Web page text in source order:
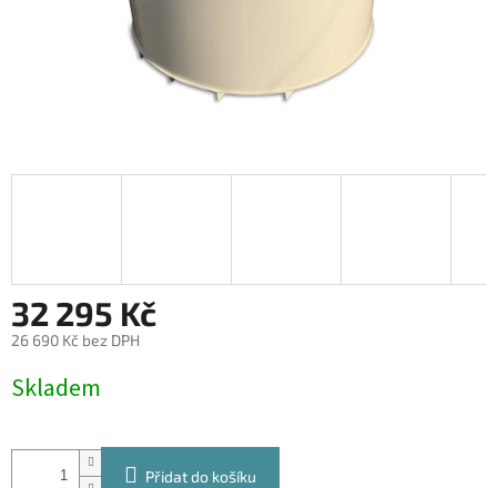
32 295 Kč
26 690 Kč bez DPH
cena:
Skladem
Přidat do košíku